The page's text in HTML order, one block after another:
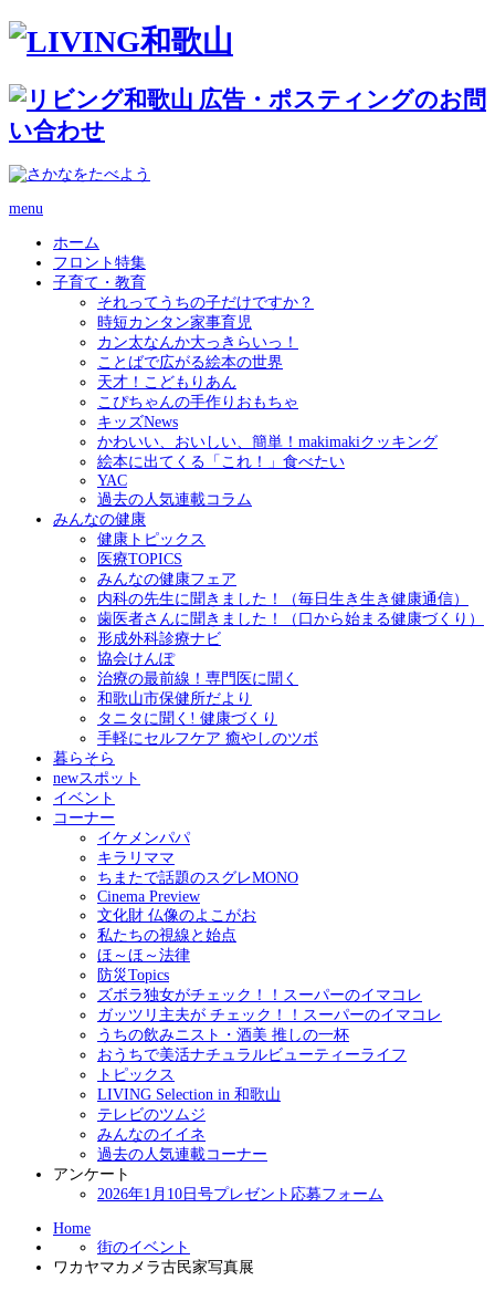
menu
ホーム
フロント特集
子育て・教育
それってうちの子だけですか？
時短カンタン家事育児
カン太なんか大っきらいっ！
ことばで広がる絵本の世界
天才！こどもりあん
こぴちゃんの手作りおもちゃ
キッズNews
かわいい、おいしい、簡単！makimakiクッキング
絵本に出てくる「これ！」食べたい
YAC
過去の人気連載コラム
みんなの健康
健康トピックス
医療TOPICS
みんなの健康フェア
内科の先生に聞きました！（毎日生き生き健康通信）
歯医者さんに聞きました！（口から始まる健康づくり）
形成外科診療ナビ
協会けんぽ
治療の最前線！専門医に聞く
和歌山市保健所だより
タニタに聞く! 健康づくり
手軽にセルフケア 癒やしのツボ
暮らそら
newスポット
イベント
コーナー
イケメンパパ
キラリママ
ちまたで話題のスグレMONO
Cinema Preview
文化財 仏像のよこがお
私たちの視線と始点
ほ～ほ～法律
防災Topics
ズボラ独女がチェック！！スーパーのイマコレ
ガッツリ主夫が チェック！！スーパーのイマコレ
うちの飲みニスト・酒美 推しの一杯
おうちで美活ナチュラルビューティーライフ
トピックス
LIVING Selection in 和歌山
テレビのツムジ
みんなのイイネ
過去の人気連載コーナー
アンケート
2026年1月10日号プレゼント応募フォーム
Home
街のイベント
ワカヤマカメラ古民家写真展